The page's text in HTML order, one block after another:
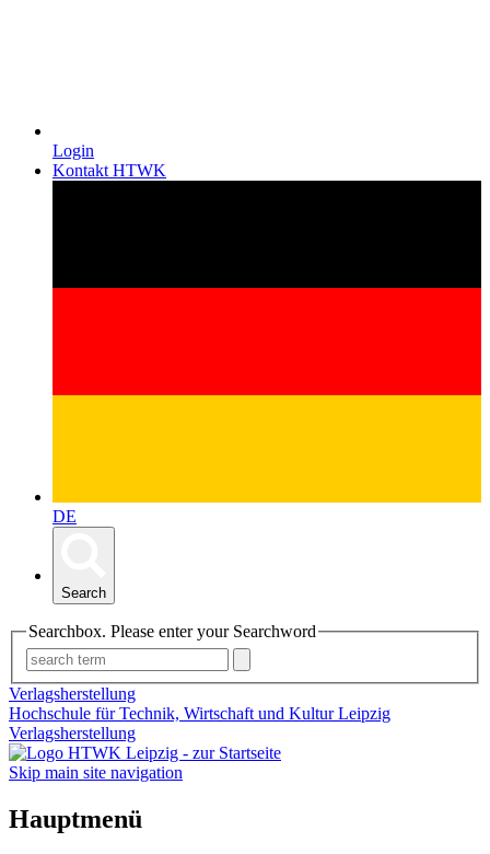
Login
Kontakt HTWK
DE
Search
Searchbox. Please enter your Searchword
Verlagsherstellung
Hochschule für Technik, Wirtschaft und Kultur Leipzig
Verlagsherstellung
Skip main site navigation
Hauptmenü